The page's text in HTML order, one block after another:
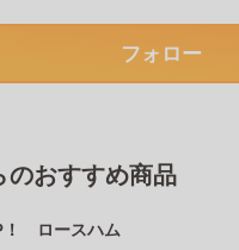
フォロー
のおすすめ商品
！ ロースハム